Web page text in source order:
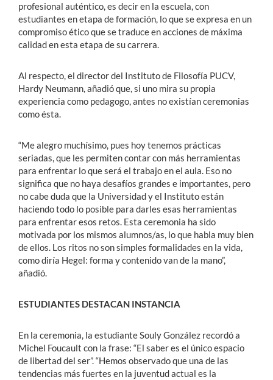
profesional auténtico, es decir en la escuela, con
estudiantes en etapa de formación, lo que se expresa en un
compromiso ético que se traduce en acciones de máxima
calidad en esta etapa de su carrera.
Al respecto, el director del Instituto de Filosofía PUCV,
Hardy Neumann, añadió que, si uno mira su propia
experiencia como pedagogo, antes no existían ceremonias
como ésta.
“Me alegro muchísimo, pues hoy tenemos prácticas
seriadas, que les permiten contar con más herramientas
para enfrentar lo que será el trabajo en el aula. Eso no
significa que no haya desafíos grandes e importantes, pero
no cabe duda que la Universidad y el Instituto están
haciendo todo lo posible para darles esas herramientas
para enfrentar esos retos. Esta ceremonia ha sido
motivada por los mismos alumnos/as, lo que habla muy bien
de ellos. Los ritos no son simples formalidades en la vida,
como diría Hegel: forma y contenido van de la mano”,
añadió.
ESTUDIANTES DESTACAN INSTANCIA
En la ceremonia, la estudiante Souly González recordó a
Michel Foucault con la frase: “El saber es el único espacio
de libertad del ser”. “Hemos observado que una de las
tendencias más fuertes en la juventud actual es la